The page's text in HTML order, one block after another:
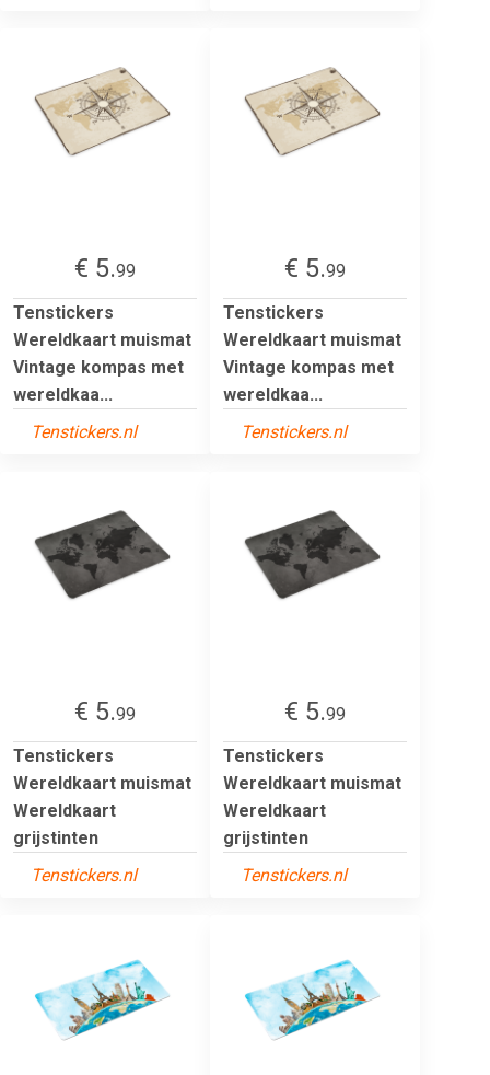
€ 5.99
Tenstickers
Wereldkaart muismat
Vintage kompas met
wereldkaa...
Tenstickers.nl
€ 5.99
Tenstickers
Wereldkaart muismat
Vintage kompas met
wereldkaa...
Tenstickers.nl
€ 5.99
Tenstickers
Wereldkaart muismat
Wereldkaart
grijstinten
Tenstickers.nl
€ 5.99
Tenstickers
Wereldkaart muismat
Wereldkaart
grijstinten
Tenstickers.nl